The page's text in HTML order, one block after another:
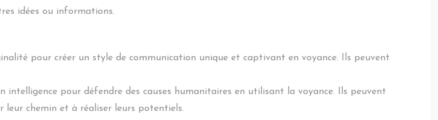
idées ou informations.
pour créer un style de communication unique et captivant en voyance. Ils peuvent
intelligence pour défendre des causes humanitaires en utilisant la voyance. Ils peuvent
leur chemin et à réaliser leurs potentiels.